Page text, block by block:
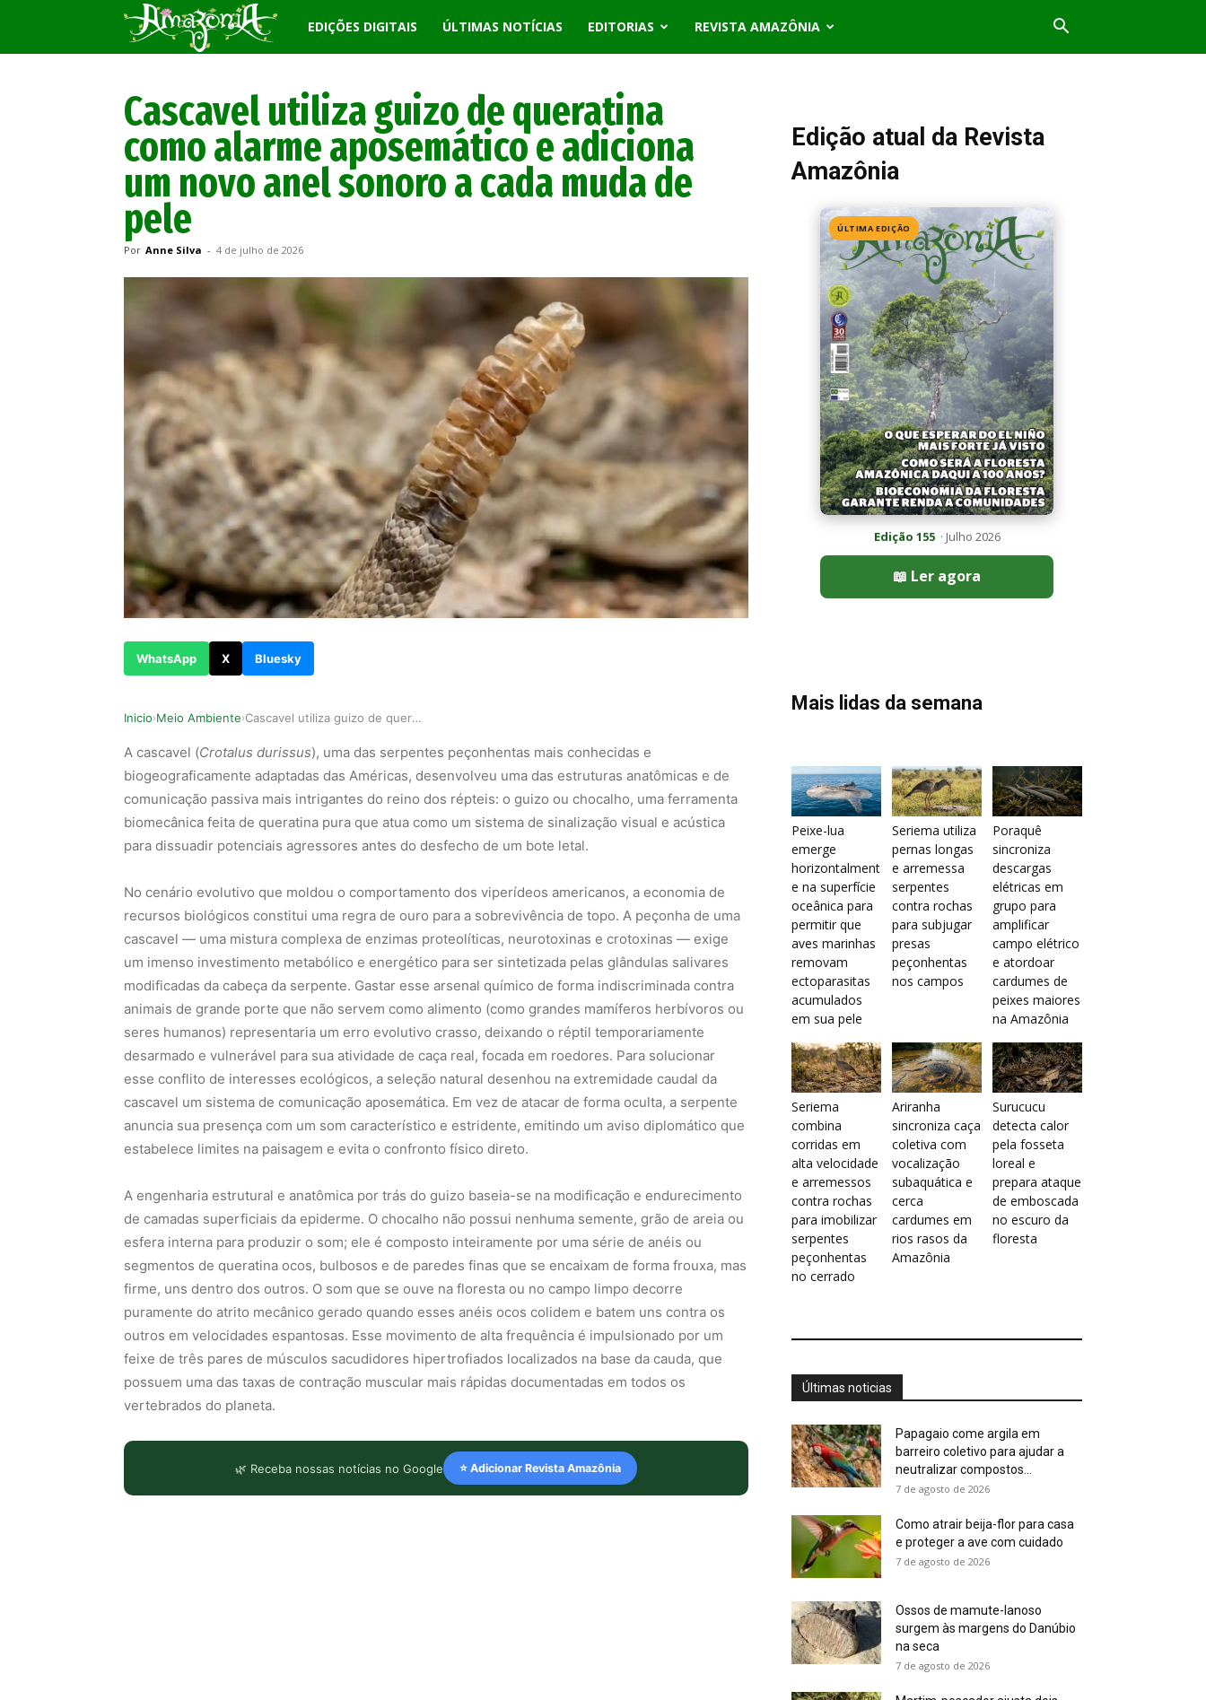
Revista
EDIÇÕES DIGITAIS ÚLTIMAS NOTÍCIAS EDITORIAS REVISTA AMAZÔNIA
Cascavel utiliza guizo de queratina
como alarme aposemático e adiciona
um novo anel sonoro a cada muda de
pele
Por Anne Silva - 4 de julho de 2026
WhatsApp X Bluesky
Inicio›Meio Ambiente› Cascavel utiliza guizo de queratina como alarme…
A cascavel (Crotalus durissus), uma das serpentes peçonhentas mais conhecidas e
biogeograficamente adaptadas das Américas, desenvolveu uma das estruturas anatômicas e de
comunicação passiva mais intrigantes do reino dos répteis: o guizo ou chocalho, uma ferramenta
biomecânica feita de queratina pura que atua como um sistema de sinalização visual e acústica
para dissuadir potenciais agressores antes do desfecho de um bote letal.
No cenário evolutivo que moldou o comportamento dos viperídeos americanos, a economia de
recursos biológicos constitui uma regra de ouro para a sobrevivência de topo. A peçonha de uma
cascavel — uma mistura complexa de enzimas proteolíticas, neurotoxinas e crotoxinas — exige
um imenso investimento metabólico e energético para ser sintetizada pelas glândulas salivares
modificadas da cabeça da serpente. Gastar esse arsenal químico de forma indiscriminada contra
animais de grande porte que não servem como alimento (como grandes mamíferos herbívoros ou
seres humanos) representaria um erro evolutivo crasso, deixando o réptil temporariamente
desarmado e vulnerável para sua atividade de caça real, focada em roedores. Para solucionar
esse conflito de interesses ecológicos, a seleção natural desenhou na extremidade caudal da
cascavel um sistema de comunicação aposemática. Em vez de atacar de forma oculta, a serpente
anuncia sua presença com um som característico e estridente, emitindo um aviso diplomático que
estabelece limites na paisagem e evita o confronto físico direto.
A engenharia estrutural e anatômica por trás do guizo baseia-se na modificação e endurecimento
de camadas superficiais da epiderme. O chocalho não possui nenhuma semente, grão de areia ou
esfera interna para produzir o som; ele é composto inteiramente por uma série de anéis ou
segmentos de queratina ocos, bulbosos e de paredes finas que se encaixam de forma frouxa, mas
firme, uns dentro dos outros. O som que se ouve na floresta ou no campo limpo decorre
puramente do atrito mecânico gerado quando esses anéis ocos colidem e batem uns contra os
outros em velocidades espantosas. Esse movimento de alta frequência é impulsionado por um
feixe de três pares de músculos sacudidores hipertrofiados localizados na base da cauda, que
possuem uma das taxas de contração muscular mais rápidas documentadas em todos os
vertebrados do planeta.
🌿 Receba nossas notícias no Google ⭐ Adicionar Revista Amazônia
Edição atual da Revista
Amazônia
ÚLTIMA EDIÇÃO
Edição 155· Julho 2026
📖 Ler agora
Mais lidas da semana
Peixe-lua
emerge
horizontalment
e na superfície
oceânica para
permitir que
aves marinhas
removam
ectoparasitas
acumulados
em sua pele
Seriema utiliza
pernas longas
e arremessa
serpentes
contra rochas
para subjugar
presas
peçonhentas
nos campos
Poraquê
sincroniza
descargas
elétricas em
grupo para
amplificar
campo elétrico
e atordoar
cardumes de
peixes maiores
na Amazônia
Seriema
combina
corridas em
alta velocidade
e arremessos
contra rochas
para imobilizar
serpentes
peçonhentas
no cerrado
Ariranha
sincroniza caça
coletiva com
vocalização
subaquática e
cerca
cardumes em
rios rasos da
Amazônia
Surucucu
detecta calor
pela fosseta
loreal e
prepara ataque
de emboscada
no escuro da
floresta
Últimas noticias
Papagaio come argila em
barreiro coletivo para ajudar a
neutralizar compostos...
7 de agosto de 2026
Como atrair beija-flor para casa
e proteger a ave com cuidado
7 de agosto de 2026
Ossos de mamute-lanoso
surgem às margens do Danúbio
na seca
7 de agosto de 2026